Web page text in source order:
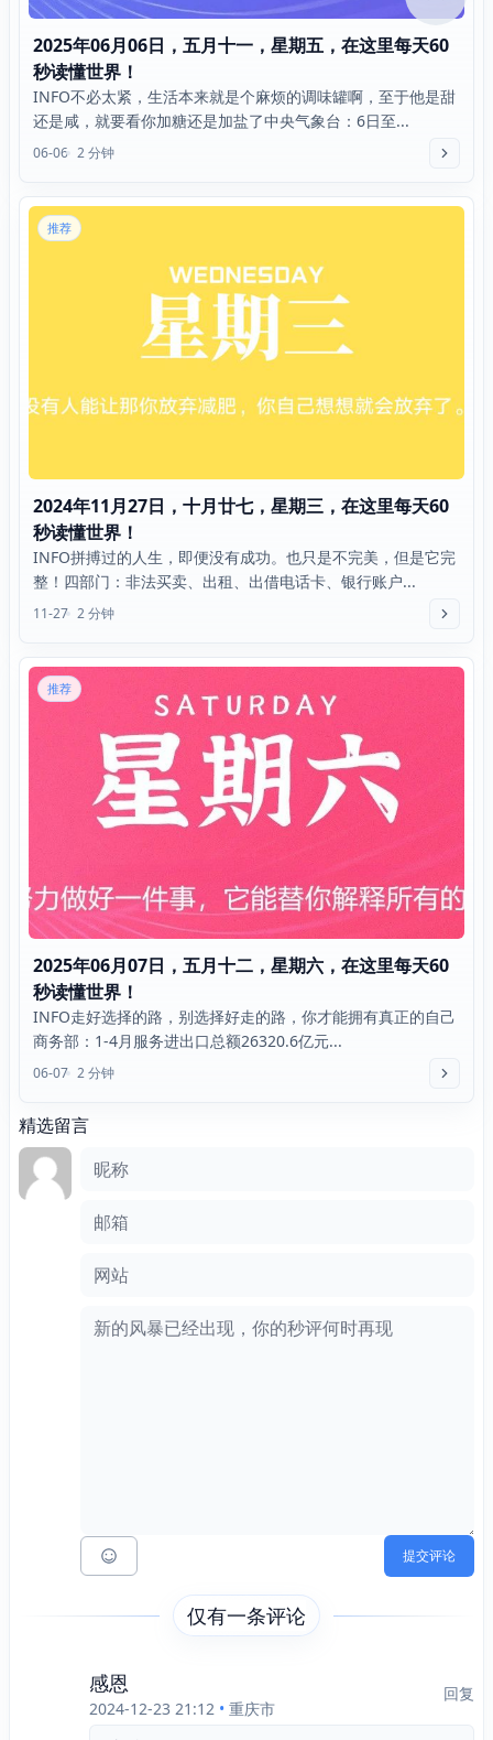
2025年06月06日，五月十一，星期五，在这里每天60
秒读懂世界！
INFO不必太紧，生活本来就是个麻烦的调味罐啊，至于他是甜
还是咸，就要看你加糖还是加盐了中央气象台：6日至...
06-06 2 分钟
推荐
2024年11月27日，十月廿七，星期三，在这里每天60
秒读懂世界！
INFO拼搏过的人生，即便没有成功。也只是不完美，但是它完
整！四部门：非法买卖、出租、出借电话卡、银行账户...
11-27 2 分钟
推荐
2025年06月07日，五月十二，星期六，在这里每天60
秒读懂世界！
INFO走好选择的路，别选择好走的路，你才能拥有真正的自己
商务部：1-4月服务进出口总额26320.6亿元...
06-07 2 分钟
精选留言
昵称
邮箱
网站
评论框
提交评论
仅有一条评论
感恩
2024-12-23 21:12 • 重庆市
回复